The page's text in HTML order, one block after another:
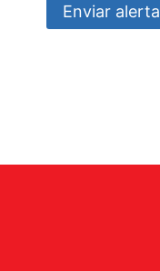
Enviar alerta